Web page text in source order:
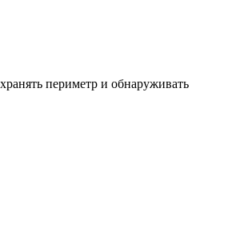
периметр и обнаруживать